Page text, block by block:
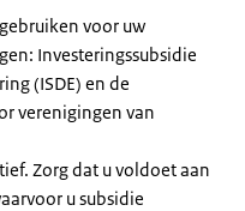
voor uw
Investeringssubsidie
(ISDE) en de
verenigingen van
Zorg dat u voldoet aan
u subsidie